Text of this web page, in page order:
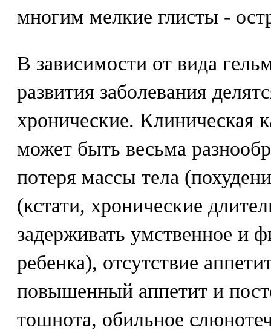
многим мелкие глисты -
В зависимости от вида
развития заболевания
хронические. Клиническая
может быть весьма
потеря массы тела
(кстати, хронические
задерживать умственное и
ребенка), отсутствие
повышенный аппетит и
тошнота, обильное